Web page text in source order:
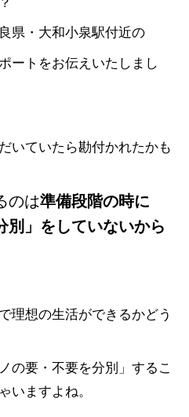
県・大和小泉駅付近の
ートをお伝えいたしまし
いていたら勘付かれたかも
のは準備段階の時に
別」をしていないから
理想の生活ができるかどう
の要・不要を分別」するこ
いますよね。